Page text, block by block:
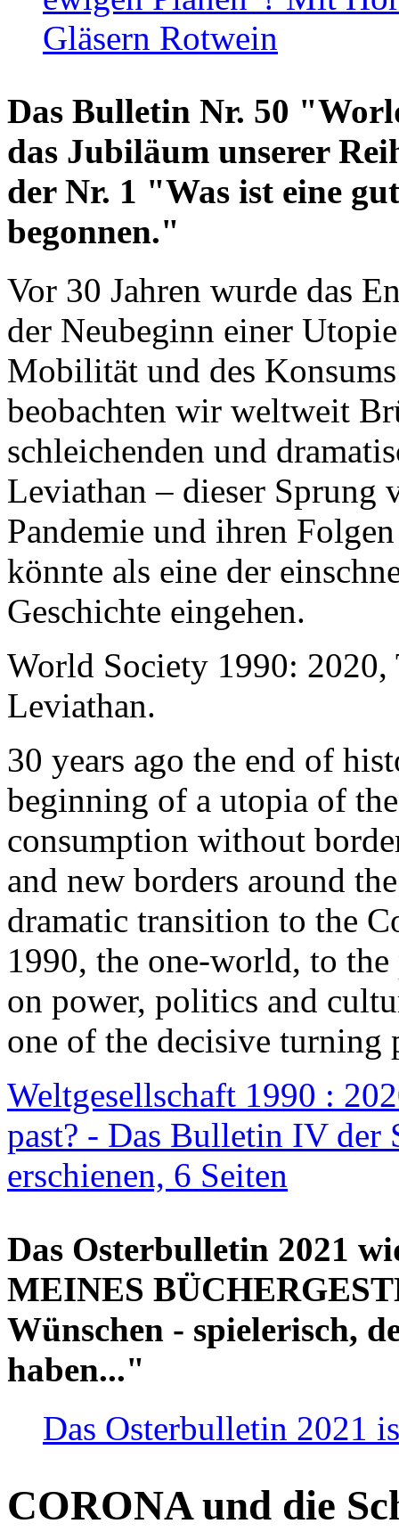
Gläsern Rotwein
Das Bulletin Nr. 50
das Jubiläum unserer
der Nr. 1 "Was ist eine
begonnen."
Vor 30 Jahren wurde das
der Neubeginn einer
Mobilität und des
beobachten wir weltweit
schleichenden und
Leviathan – dieser Sprung
Pandemie und ihren
könnte als eine der
Geschichte eingehen.
World Society 1990: 2020,
Leviathan.
30 years ago the end of
beginning of a utopia of
consumption without
and new borders around
dramatic transition to the
1990, the one-world, to the
on power, politics and
one of the decisive turning
Weltgesellschaft 1990 :
past? - Das Bulletin IV der
erschienen, 6 Seiten
Das Osterbulletin 2021
MEINES
Wünschen - spielerisch,
haben..."
Das Osterbulletin 2021
CORONA und die